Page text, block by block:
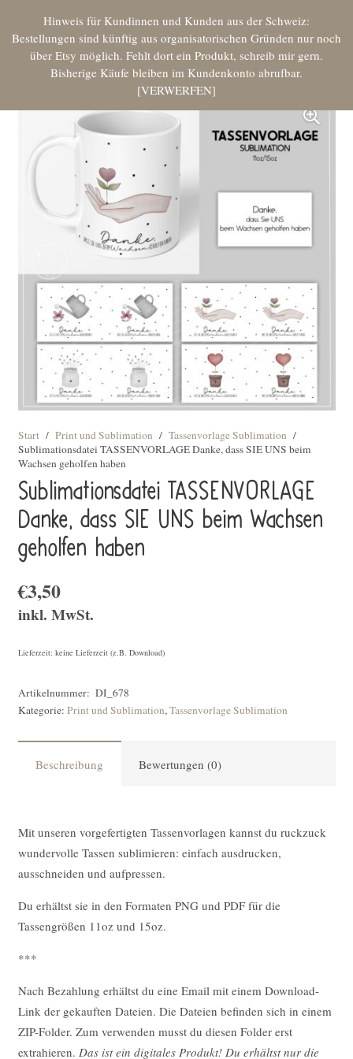
Hinweis für Kundinnen und Kunden aus der Schweiz:
Bestellungen sind künftig aus organisatorischen Gründen nur noch
über Etsy möglich. Fehlt dort ein Produkt, schreib mir gern.
Bisherige Käufe bleiben im Kundenkonto abrufbar.
VERWERFEN
Start / Print und Sublimation / Tassenvorlage Sublimation /
Sublimationsdatei TASSENVORLAGE Danke, dass SIE UNS beim
Wachsen geholfen haben
Sublimationsdatei TASSENVORLAGE
Danke, dass SIE UNS beim Wachsen
geholfen haben
€3,50
inkl. MwSt.
Lieferzeit: keine Lieferzeit (z.B. Download)
Artikelnummer: DI_678
Kategorie: Print und Sublimation,Tassenvorlage Sublimation
Beschreibung Bewertungen (0)
Mit unseren vorgefertigten Tassenvorlagen kannst du ruckzuck
wundervolle Tassen sublimieren: einfach ausdrucken,
ausschneiden und aufpressen.
Du erhältst sie in den Formaten PNG und PDF für die
Tassengrößen 11oz und 15oz.
***
Nach Bezahlung erhältst du eine Email mit einem Download-
Link der gekauften Dateien. Die Dateien befinden sich in einem
ZIP-Folder. Zum verwenden musst du diesen Folder erst
extrahieren. Das ist ein digitales Produkt! Du erhältst nur die